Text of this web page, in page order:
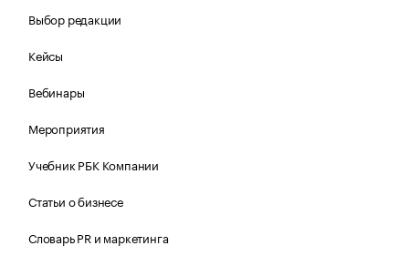
Выбор редакции
Кейсы
Вебинары
Мероприятия
Учебник РБК Компании
Статьи о бизнесе
Словарь PR и маркетинга